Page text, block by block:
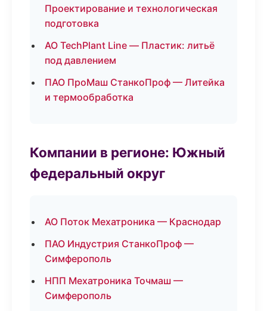
Проектирование и технологическая
подготовка
АО TechPlant Line — Пластик: литьё
под давлением
ПАО ПроМаш СтанкоПроф — Литейка
и термообработка
Компании в регионе: Южный
федеральный округ
АО Поток Мехатроника — Краснодар
ПАО Индустрия СтанкоПроф —
Симферополь
НПП Мехатроника Точмаш —
Симферополь